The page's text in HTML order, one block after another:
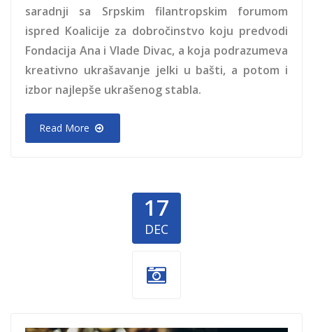
saradnji sa Srpskim filantropskim forumom
ispred Koalicije za dobročinstvo koju predvodi
Fondacija Ana i Vlade Divac, a koja podrazumeva
kreativno ukrašavanje jelki u bašti, a potom i
izbor najlepše ukrašenog stabla.
Read More
17
DEC